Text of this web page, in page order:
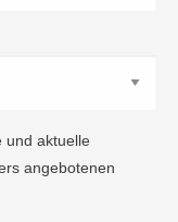
und aktuelle
angebotenen